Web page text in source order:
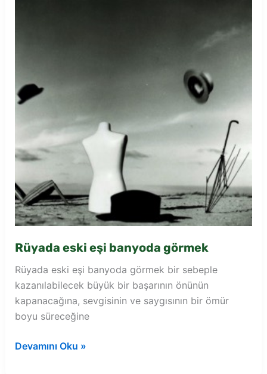
Rüyada eski eşi banyoda görmek
Rüyada eski eşi banyoda görmek bir sebeple
kazanılabilecek büyük bir başarının önünün
kapanacağına, sevgisinin ve saygısının bir ömür
boyu süreceğine
Rüyada
Devamını Oku »